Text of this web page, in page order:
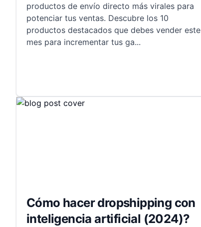
productos de envío directo más virales para
potenciar tus ventas. Descubre los 10
productos destacados que debes vender este
mes para incrementar tus ga...
Cómo hacer dropshipping con
inteligencia artificial (2024)?